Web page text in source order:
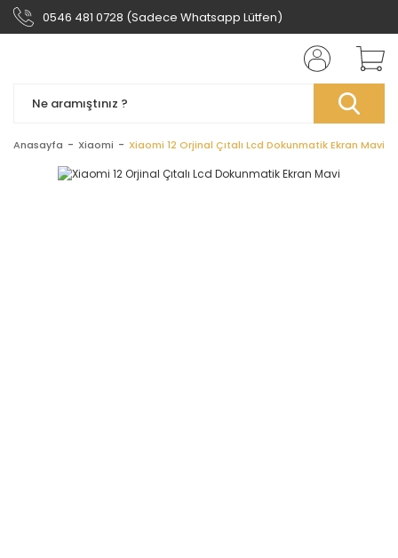
0546 481 0728 (Sadece Whatsapp Lütfen)
Anasayfa Xiaomi Xiaomi 12 Orjinal Çıtalı Lcd Dokunmatik Ekran Mavi